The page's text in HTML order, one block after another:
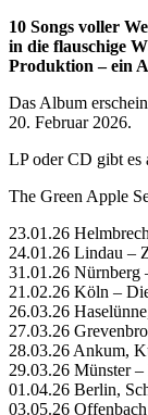
10 Songs voller
in die flauschige
Produktion – ein
Das Album
20. Februar 2026.
LP oder CD gibt es
The Green Apple
23.01.26
24.01.26 Lindau –
31.01.26 Nürnberg
21.02.26 Köln –
26.03.26
27.03.26
28.03.26 Ankum,
29.03.26 Münster
01.04.26 Berlin,
03.05.26